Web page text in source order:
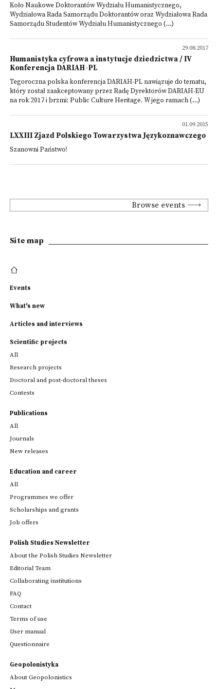
Koło Naukowe Doktorantów Wydziału Humanistycznego,
Wydziałowa Rada Samorządu Doktorantów oraz Wydziałowa Rada
Samorządu Studentów Wydziału Humanistycznego (...)
29.08.2017
Humanistyka cyfrowa a instytucje dziedzictwa / IV
Konferencja DARIAH-PL
Tegoroczna polska konferencja DARIAH-PL nawiązuje do tematu,
który został zaakceptowany przez Radę Dyrektorów DARIAH-EU
na rok 2017 i brzmi: Public Culture Heritage. W jego ramach (...)
01.09.2015
LXXIII Zjazd Polskiego Towarzystwa Językoznawczego
Szanowni Państwo!
Browse events
Site map
Events
What's new
Articles and interviews
Scientific projects
All
Research projects
Doctoral and post-doctoral theses
Contests
Publications
All
Journals
New releases
Education and career
All
Programmes we offer
Scholarships and grants
Job offers
Polish Studies Newsletter
About the Polish Studies Newsletter
Editorial Team
Collaborating institutions
FAQ
Contact
Terms of use
User manual
Questionnaire
Geopolonistyka
About Geopolonistics